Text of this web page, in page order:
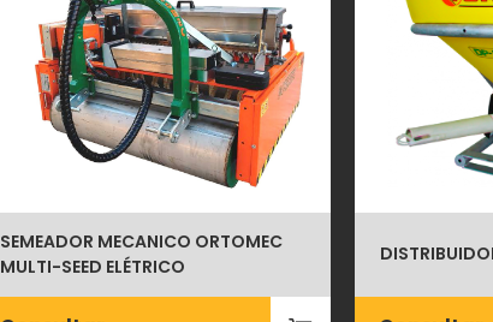
SEMEADOR MECANICO ORTOMEC
MULTI-SEED ELÉTRICO